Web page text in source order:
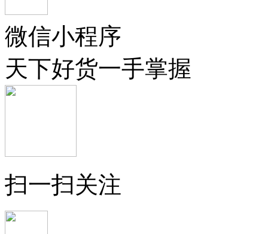
微信小程序
天下好货一手掌握
扫一扫关注